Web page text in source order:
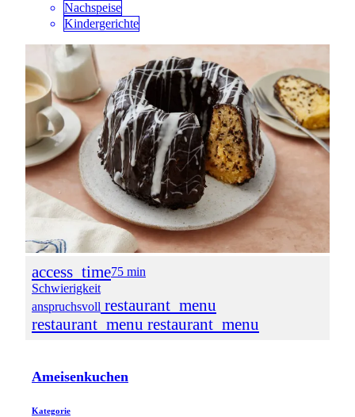
Nachspeise
Kindergerichte
access_time75 min
Schwierigkeit
anspruchsvoll restaurant_menu
restaurant_menu restaurant_menu
Ameisenkuchen
Kategorie